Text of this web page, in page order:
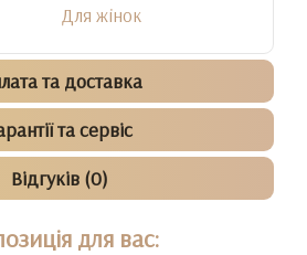
Для жінок
та доставка
та сервіс
Відгуків (0)
для вас: